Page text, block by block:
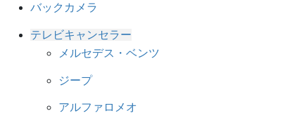
バックカメラ
テレビキャンセラー
メルセデス・ベンツ
ジープ
アルファロメオ